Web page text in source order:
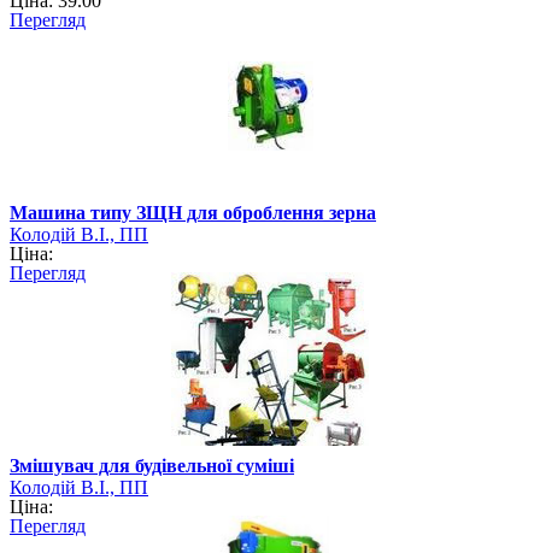
Перегляд
Машина типу ЗЩН для оброблення зерна
Колодій В.І., ПП
Ціна:
Перегляд
Змішувач для будівельної суміші
Колодій В.І., ПП
Ціна:
Перегляд